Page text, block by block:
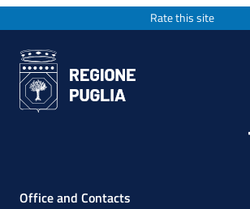
Rate this site
Office and Contacts